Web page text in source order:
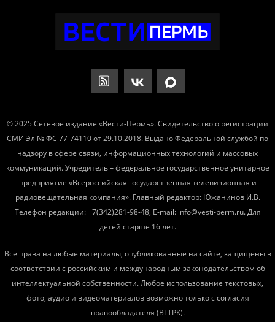
© 2025 Сетевое издание «Вести-Пермь». Свидетельство о регистрации
СМИ Эл № ФС 77-74110 от 29.10.2018. Выдано Федеральной службой по
надзору в сфере связи, информационных технологий и массовых
коммуникаций. Учредитель – федеральное государственное унитарное
предприятие «Всероссийская государственная телевизионная и
радиовещательная компания». Главный редактор: Южанинов И.В.
Телефон редакции: +7(342)281-98-48, E-mail: info@vesti-perm.ru. Для
детей старше 16 лет.
Все права на любые материалы, опубликованные на сайте, защищены в
соответствии с российским и международным законодательством об
интеллектуальной собственности. Любое использование текстовых,
фото, аудио и видеоматериалов возможно только с согласия
правообладателя (ВГТРК).